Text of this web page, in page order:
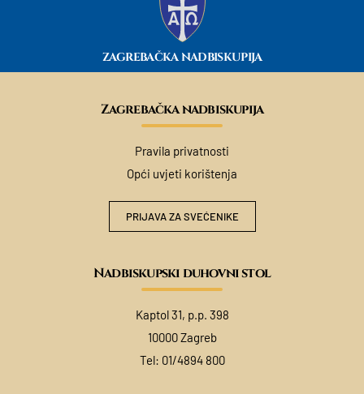
ZAGREBAČKA NADBISKUPIJA
Zagrebačka nadbiskupija
Pravila privatnosti
Opći uvjeti korištenja
PRIJAVA ZA SVEĆENIKE
Nadbiskupski duhovni stol
Kaptol 31, p.p. 398
10000 Zagreb
Tel: 01/4894 800